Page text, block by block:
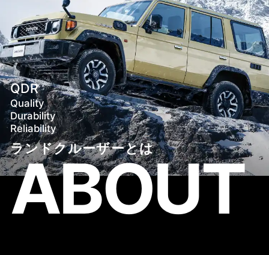
QDR
Quality
Durability
Reliability
ランドクルーザーとは
ABOUT